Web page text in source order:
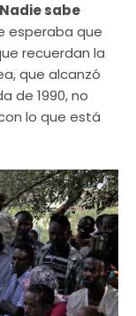
Nadie sabe
esperaba que
recuerdan la
que alcanzó
de 1990, no
lo que está